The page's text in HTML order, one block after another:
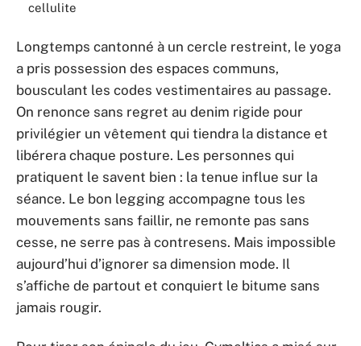
cellulite
Longtemps cantonné à un cercle restreint, le yoga
a pris possession des espaces communs,
bousculant les codes vestimentaires au passage.
On renonce sans regret au denim rigide pour
privilégier un vêtement qui tiendra la distance et
libérera chaque posture. Les personnes qui
pratiquent le savent bien : la tenue influe sur la
séance. Le bon legging accompagne tous les
mouvements sans faillir, ne remonte pas sans
cesse, ne serre pas à contresens. Mais impossible
aujourd’hui d’ignorer sa dimension mode. Il
s’affiche de partout et conquiert le bitume sans
jamais rougir.